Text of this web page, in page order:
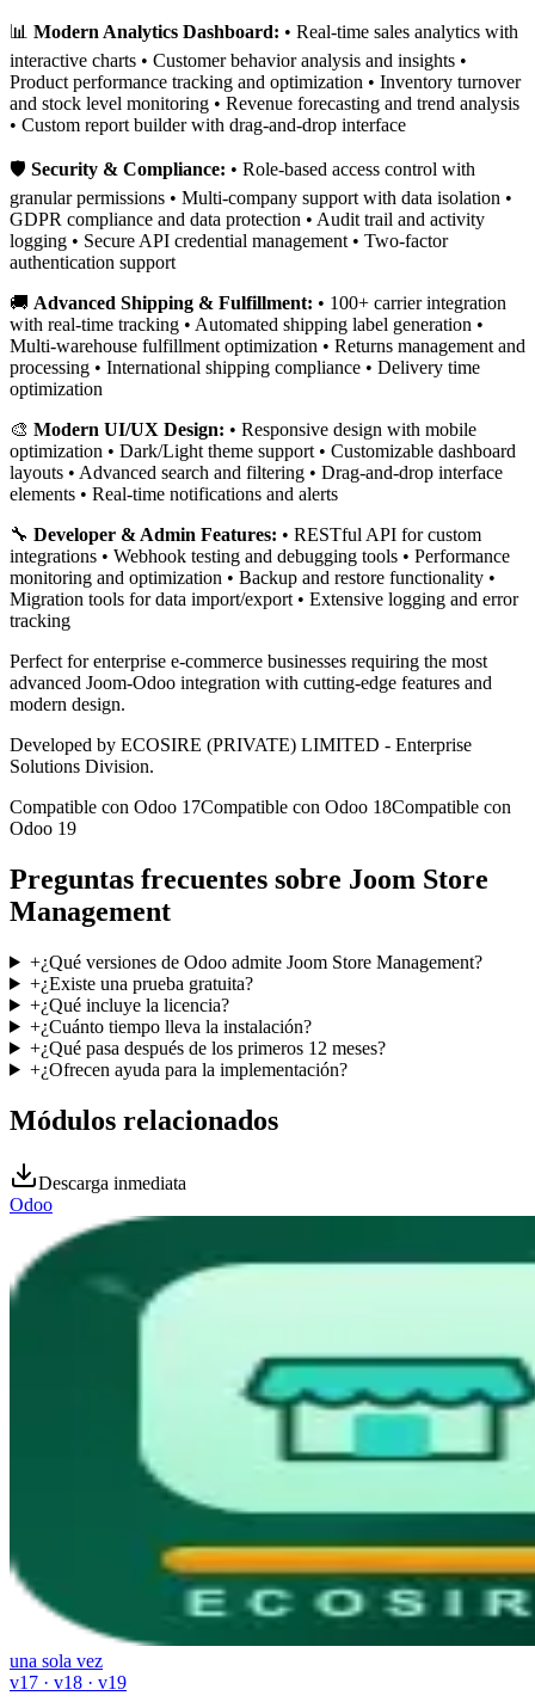
📊 Modern Analytics Dashboard: • Real-time sales analytics with
interactive charts • Customer behavior analysis and insights •
Product performance tracking and optimization • Inventory turnover
and stock level monitoring • Revenue forecasting and trend analysis
• Custom report builder with drag-and-drop interface
🛡️ Security & Compliance: • Role-based access control with
granular permissions • Multi-company support with data isolation •
GDPR compliance and data protection • Audit trail and activity
logging • Secure API credential management • Two-factor
authentication support
🚚 Advanced Shipping & Fulfillment: • 100+ carrier integration
with real-time tracking • Automated shipping label generation •
Multi-warehouse fulfillment optimization • Returns management and
processing • International shipping compliance • Delivery time
optimization
🎨 Modern UI/UX Design: • Responsive design with mobile
optimization • Dark/Light theme support • Customizable dashboard
layouts • Advanced search and filtering • Drag-and-drop interface
elements • Real-time notifications and alerts
🔧 Developer & Admin Features: • RESTful API for custom
integrations • Webhook testing and debugging tools • Performance
monitoring and optimization • Backup and restore functionality •
Migration tools for data import/export • Extensive logging and error
tracking
Perfect for enterprise e-commerce businesses requiring the most
advanced Joom-Odoo integration with cutting-edge features and
modern design.
Developed by ECOSIRE (PRIVATE) LIMITED - Enterprise
Solutions Division.
Compatible con Odoo 17Compatible con Odoo 18Compatible con
Odoo 19
Preguntas frecuentes sobre Joom Store
Management
+¿Qué versiones de Odoo admite Joom Store Management?
+¿Existe una prueba gratuita?
+¿Qué incluye la licencia?
+¿Cuánto tiempo lleva la instalación?
+¿Qué pasa después de los primeros 12 meses?
+¿Ofrecen ayuda para la implementación?
Módulos relacionados
Descarga inmediata
Odoo
una sola vez
v17 · v18 · v19